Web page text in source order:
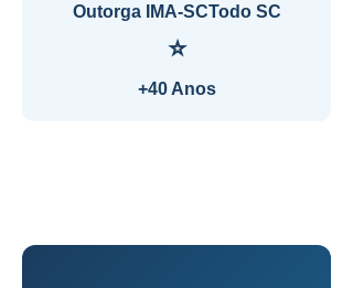
Outorga IMA-SCTodo SC
⭐
+40 Anos